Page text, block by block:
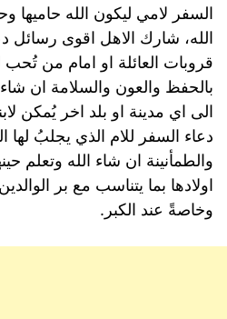
السفر لامي ليكون الله حاميها
الله، شارك الاهل اقوى رسائل
قروبات العائلة او امام من تُحب
بالحفظ والعون والسلامة ان شاء
الى اي مدينة او بلد اخر يُمكن
دعاء السفر للام الذي يجلبُ لها
والطمأنينة ان شاء الله وتعلم
اولادها بما يتناسب مع بر
وخاصةً عند الكبر.